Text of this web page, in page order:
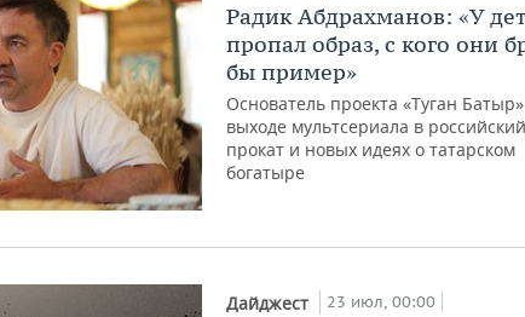
Радик Абдрахманов: «У
пропал образ, с кого они
бы пример»
Основатель проекта «Туган
выходе мультсериала в российский
прокат и новых идеях о татарском
богатыре
Дайджест 23 июл, 00:00